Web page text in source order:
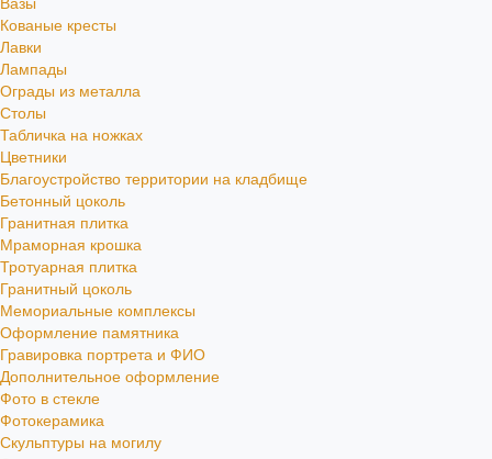
Кованые кресты
Лавки
Лампады
Ограды из металла
Столы
Табличка на ножках
Цветники
Благоустройство территории на кладбище
Бетонный цоколь
Гранитная плитка
Мраморная крошка
Тротуарная плитка
Гранитный цоколь
Мемориальные комплексы
Оформление памятника
Гравировка портрета и ФИО
Дополнительное оформление
Фото в стекле
Фотокерамика
Скульптуры на могилу